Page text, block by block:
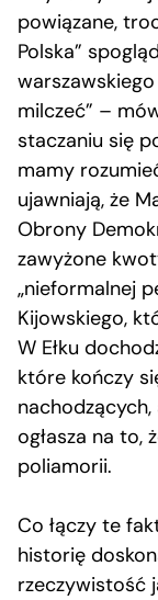
powiązane,
Polska”
milczeć” –
staczaniu się
mamy
ujawniają, że
Obrony
zawyżone
„nieformalnej
Kijowskiego,
W Ełku
które kończy
ogłasza na to,
poliamorii.
Co łączy te
historię
rzeczywistość